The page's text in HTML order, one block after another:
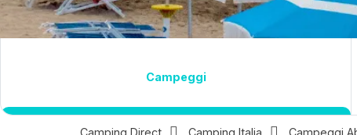
campeggi
Camping Direct Camping Italia Campeggi